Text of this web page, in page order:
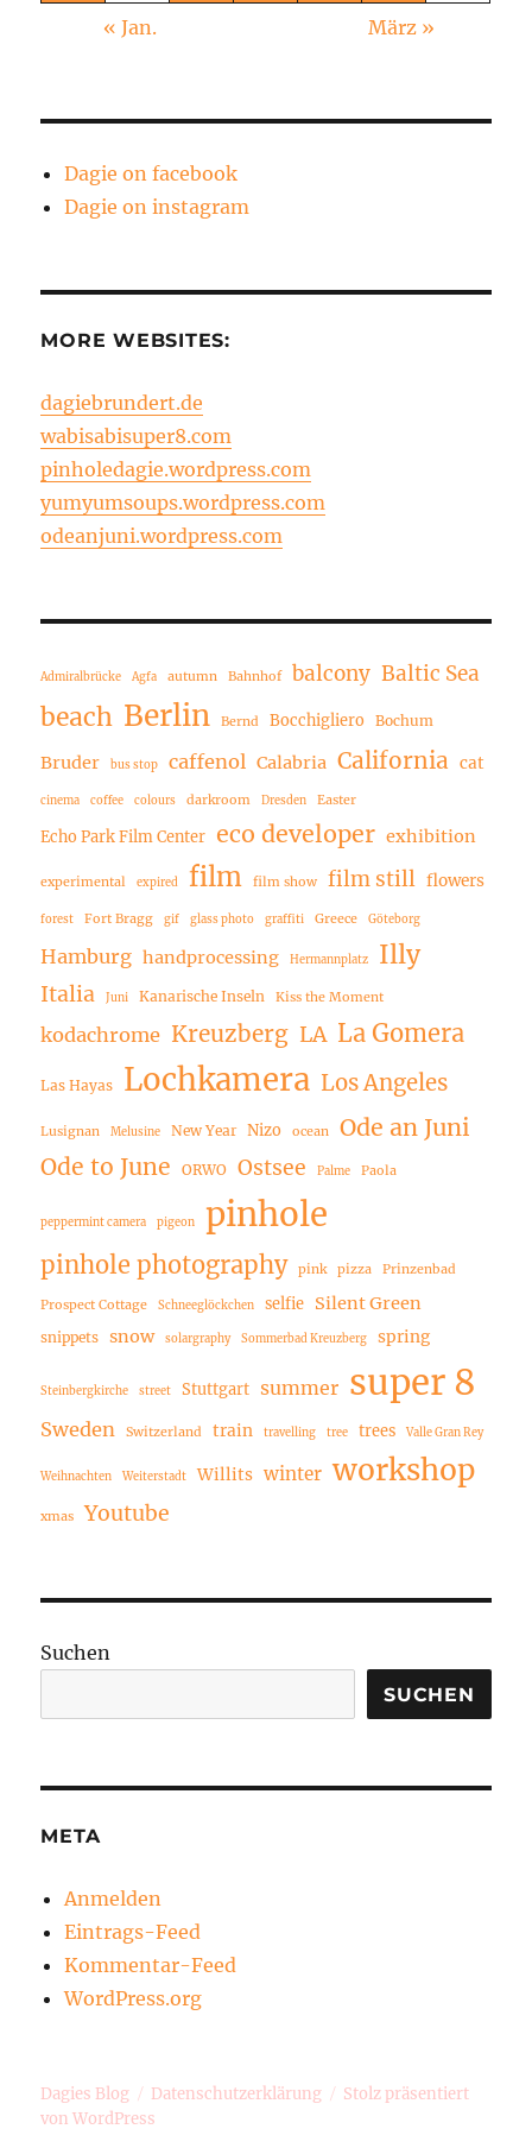
« Jan. März »
Dagie on facebook
Dagie on instagram
MORE WEBSITES:
dagiebrundert.de
wabisabisuper8.com
pinholedagie.wordpress.com
yumyumsoups.wordpress.com
odeanjuni.wordpress.com
Admiralbrücke Agfa autumn Bahnhof balcony Baltic Sea
beach Berlin Bernd Bocchigliero Bochum
Bruder bus stop caffenol Calabria California cat
cinema coffee colours darkroom Dresden Easter
Echo Park Film Center eco developer exhibition
experimental expired film film show film still flowers
forest Fort Bragg gif glass photo graffiti Greece Göteborg
Hamburg handprocessing Hermannplatz Illy
Italia Juni Kanarische Inseln Kiss the Moment
kodachrome Kreuzberg LA La Gomera
Las Hayas Lochkamera Los Angeles
Lusignan Melusine New Year Nizo ocean
Ode an Juni
Ode to June
ORWO Ostsee Palme Paola
peppermint camera pigeon pinhole
pinhole photography pink pizza Prinzenbad
Prospect Cottage Schneeglöckchen selfie Silent Green
snippets snow solargraphy Sommerbad Kreuzberg spring
Steinbergkirche street Stuttgart summer super 8
Sweden Switzerland train travelling tree trees Valle Gran Rey
Weihnachten Weiterstadt Willits winter workshop
xmas Youtube
Suchen
SUCHEN
META
Anmelden
Eintrags-Feed
Kommentar-Feed
WordPress.org
Dagies Blog Datenschutzerklärung
Stolz präsentiert
von WordPress